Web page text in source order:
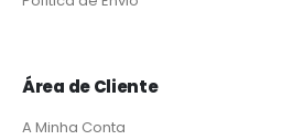
Área de Cliente
A Minha Conta